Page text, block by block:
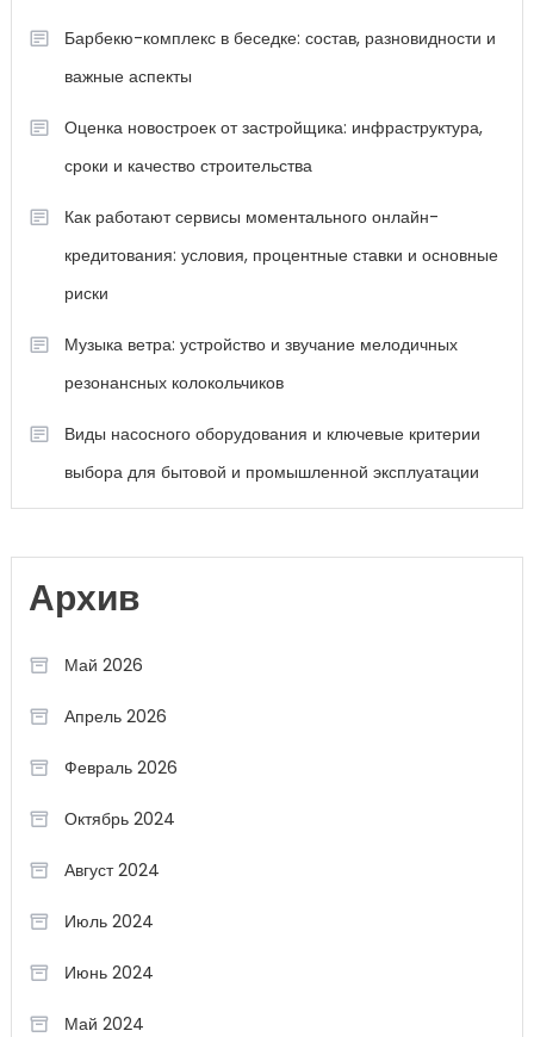
Барбекю-комплекс в беседке: состав, разновидности и
важные аспекты
Оценка новостроек от застройщика: инфраструктура,
сроки и качество строительства
Как работают сервисы моментального онлайн-
кредитования: условия, процентные ставки и основные
риски
Музыка ветра: устройство и звучание мелодичных
резонансных колокольчиков
Виды насосного оборудования и ключевые критерии
выбора для бытовой и промышленной эксплуатации
Архив
Май 2026
Апрель 2026
Февраль 2026
Октябрь 2024
Август 2024
Июль 2024
Июнь 2024
Май 2024